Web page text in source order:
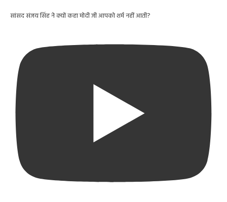
सांसद संजय सिंह ने क्यों कहा मोदी जी आपको शर्म नहीं आती?